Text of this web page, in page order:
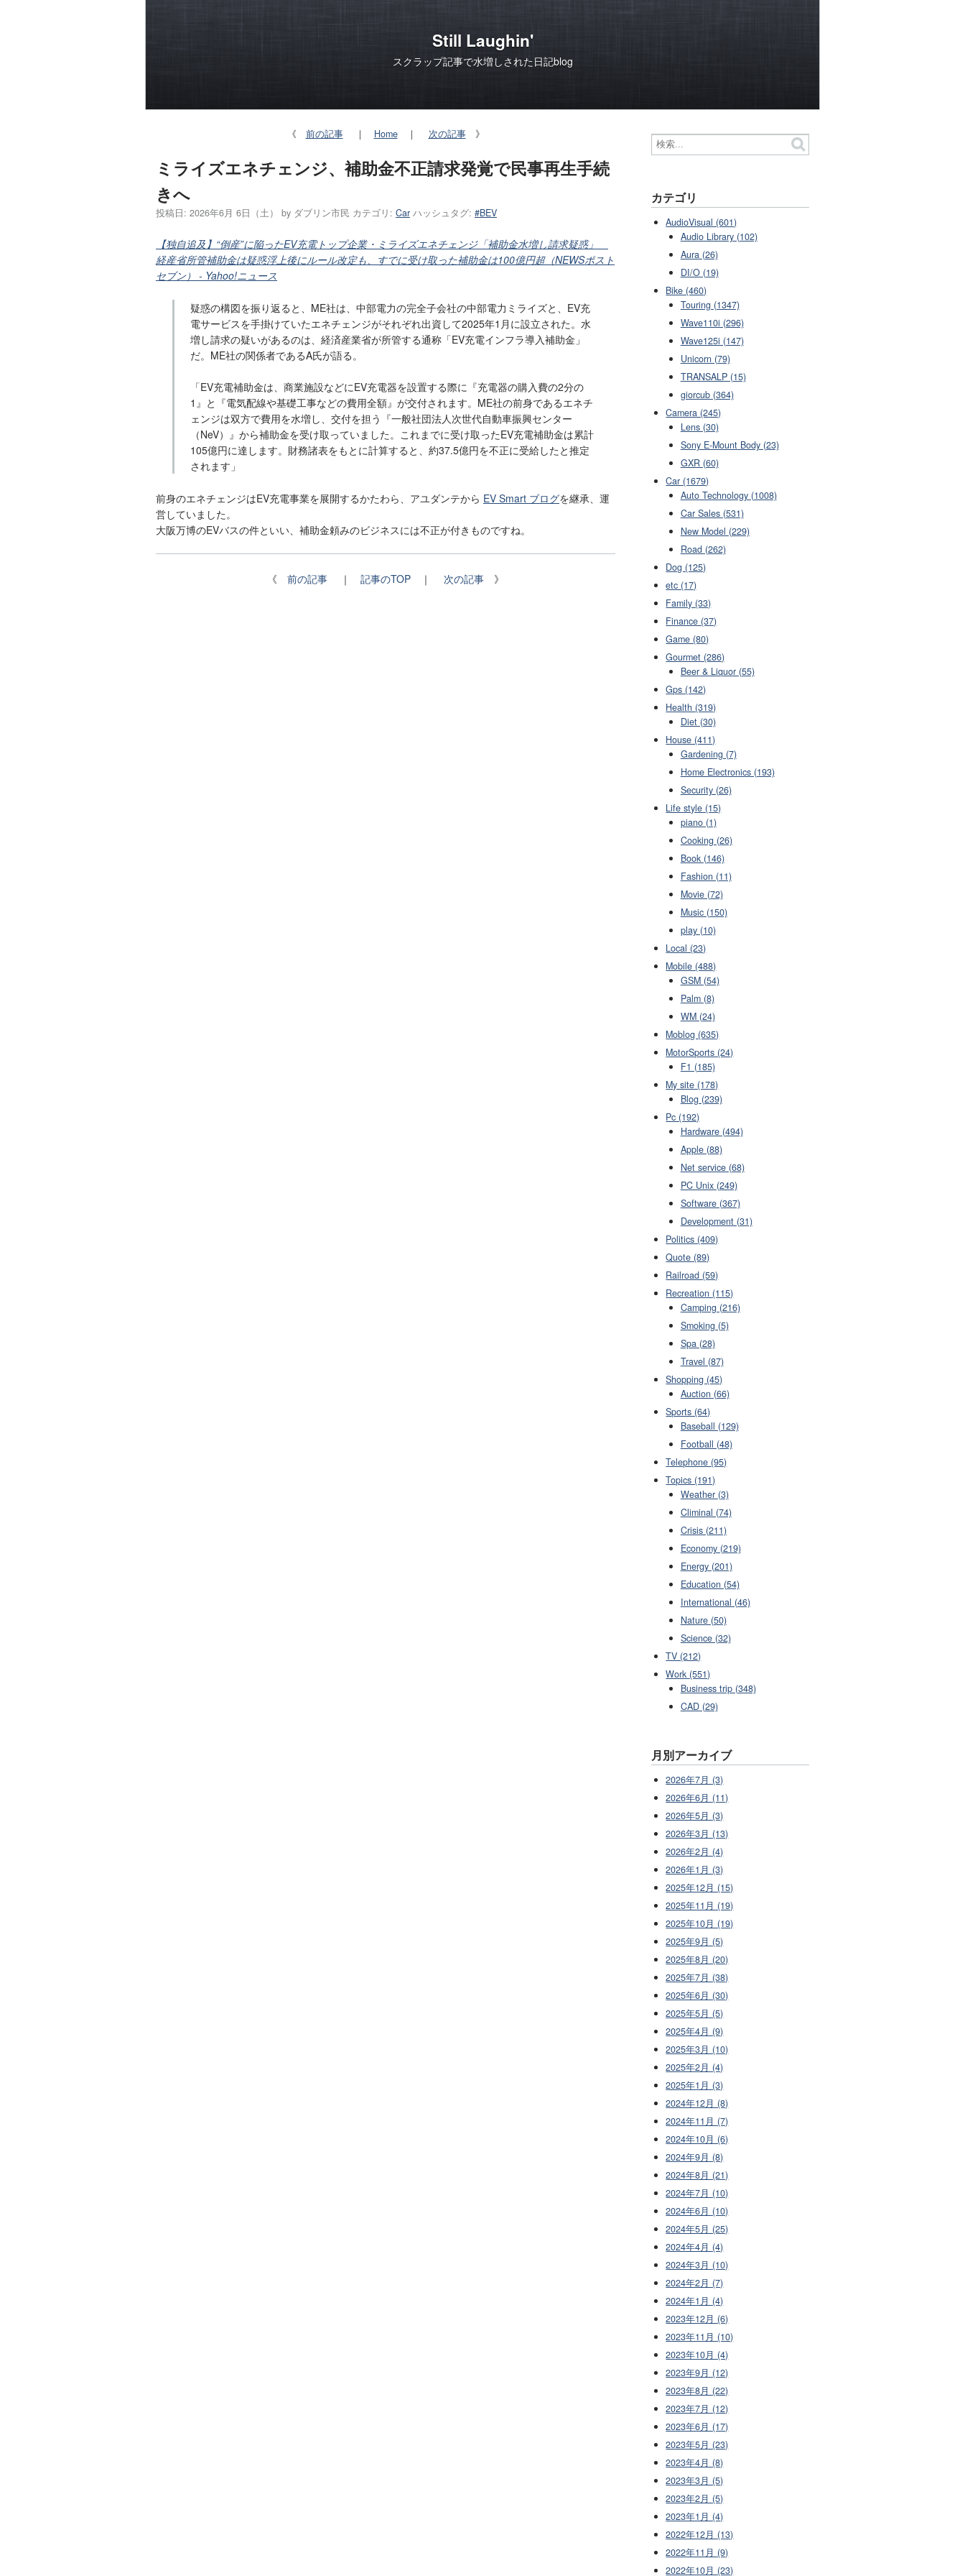
Still Laughin'
スクラップ記事で水増しされた日記blog
《 前の記事 ｜ Home｜ 次の記事》
ミライズエネチェンジ、補助金不正請求発覚で民事再生手続
きへ
投稿日: 2026年6月 6日（土） by ダブリン市民 カテゴリ: Car ハッシュタグ: #BEV
【独自追及】“倒産”に陥ったEV充電トップ企業・ミライズエネチェンジ「補助金水増し請求疑惑」
経産省所管補助金は疑惑浮上後にルール改定も、すでに受け取った補助金は100億円超（NEWSポスト
セブン） - Yahoo!ニュース
疑惑の構図を振り返ると、ME社は、中部電力の完全子会社の中部電力ミライズと、EV充
電サービスを手掛けていたエネチェンジがそれぞれ出資して2025年1月に設立された。水
増し請求の疑いがあるのは、経済産業省が所管する通称「EV充電インフラ導入補助金」
だ。ME社の関係者であるA氏が語る。
「EV充電補助金は、商業施設などにEV充電器を設置する際に『充電器の購入費の2分の
1』と『電気配線や基礎工事などの費用全額』が交付されます。ME社の前身であるエネチ
ェンジは双方で費用を水増し、交付を担う『一般社団法人次世代自動車振興センター
（NeV）』から補助金を受け取っていました。これまでに受け取ったEV充電補助金は累計
105億円に達します。財務諸表をもとに計算すると、約37.5億円を不正に受給したと推定
されます」
前身のエネチェンジはEV充電事業を展開するかたわら、アユダンテから EV Smart ブログを継承、運
営していました。
大阪万博のEVバスの件といい、補助金頼みのビジネスには不正が付きものですね。
《 前の記事 ｜ 記事のTOP ｜ 次の記事 》
カテゴリ
AudioVisual (601)
Audio Library (102)
Aura (26)
DI/O (19)
Bike (460)
Touring (1347)
Wave110i (296)
Wave125i (147)
Unicorn (79)
TRANSALP (15)
giorcub (364)
Camera (245)
Lens (30)
Sony E-Mount Body (23)
GXR (60)
Car (1679)
Auto Technology (1008)
Car Sales (531)
New Model (229)
Road (262)
Dog (125)
etc (17)
Family (33)
Finance (37)
Game (80)
Gourmet (286)
Beer & Liquor (55)
Gps (142)
Health (319)
Diet (30)
House (411)
Gardening (7)
Home Electronics (193)
Security (26)
Life style (15)
piano (1)
Cooking (26)
Book (146)
Fashion (11)
Movie (72)
Music (150)
play (10)
Local (23)
Mobile (488)
GSM (54)
Palm (8)
WM (24)
Moblog (635)
MotorSports (24)
F1 (185)
My site (178)
Blog (239)
Pc (192)
Hardware (494)
Apple (88)
Net service (68)
PC Unix (249)
Software (367)
Development (31)
Politics (409)
Quote (89)
Railroad (59)
Recreation (115)
Camping (216)
Smoking (5)
Spa (28)
Travel (87)
Shopping (45)
Auction (66)
Sports (64)
Baseball (129)
Football (48)
Telephone (95)
Topics (191)
Weather (3)
Climinal (74)
Crisis (211)
Economy (219)
Energy (201)
Education (54)
International (46)
Nature (50)
Science (32)
TV (212)
Work (551)
Business trip (348)
CAD (29)
月別アーカイブ
2026年7月 (3)
2026年6月 (11)
2026年5月 (3)
2026年3月 (13)
2026年2月 (4)
2026年1月 (3)
2025年12月 (15)
2025年11月 (19)
2025年10月 (19)
2025年9月 (5)
2025年8月 (20)
2025年7月 (38)
2025年6月 (30)
2025年5月 (5)
2025年4月 (9)
2025年3月 (10)
2025年2月 (4)
2025年1月 (3)
2024年12月 (8)
2024年11月 (7)
2024年10月 (6)
2024年9月 (8)
2024年8月 (21)
2024年7月 (10)
2024年6月 (10)
2024年5月 (25)
2024年4月 (4)
2024年3月 (10)
2024年2月 (7)
2024年1月 (4)
2023年12月 (6)
2023年11月 (10)
2023年10月 (4)
2023年9月 (12)
2023年8月 (22)
2023年7月 (12)
2023年6月 (17)
2023年5月 (23)
2023年4月 (8)
2023年3月 (5)
2023年2月 (5)
2023年1月 (4)
2022年12月 (13)
2022年11月 (9)
2022年10月 (23)